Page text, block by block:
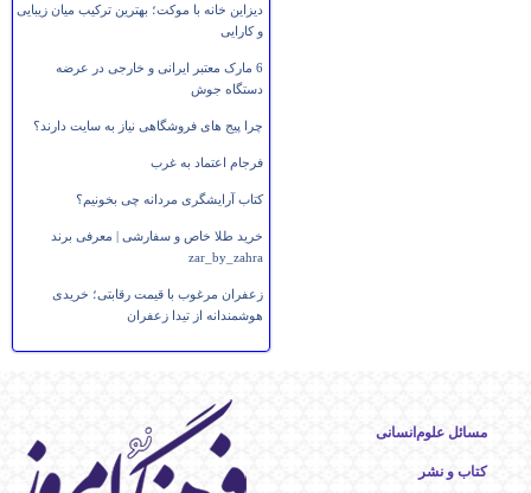
دیزاین خانه با موکت؛ بهترین ترکیب میان زیبایی
و کارایی
6 مارک معتبر ایرانی و خارجی در عرضه
دستگاه جوش
چرا پیج های فروشگاهی نیاز به سایت دارند؟
فرجام اعتماد به غرب
کتاب آرایشگری مردانه چی بخونیم؟
خرید طلا خاص و سفارشی | معرفی برند
zar_by_zahra
زعفران مرغوب با قیمت رقابتی؛ خریدی
هوشمندانه از تیدا زعفران
مسائل علوم‌انسانی
کتاب و نشر